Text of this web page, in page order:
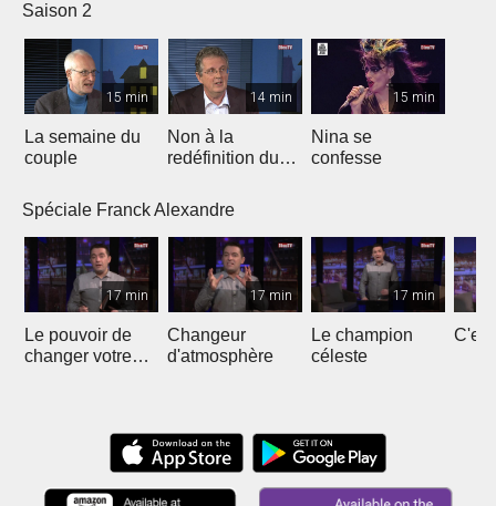
Saison 2
15 min
La semaine du
couple
14 min
Non à la
redéfinition du
15 min
Nina se
confesse
Spéciale Franck Alexandre
17 min
Le pouvoir de
changer votre
17 min
Changeur
d'atmosphère
17 min
Le champion
céleste